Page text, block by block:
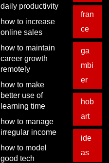
daily productivity
how to increase
online sales
how to maintain
career growth
remotely
how to make
better use of
learning time
how to manage
irregular income
how to model
good tech
fran
ce
ga
mbi
er
hob
art
ide
as